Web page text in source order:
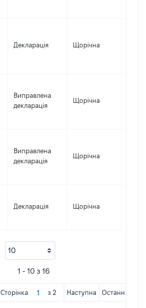
Декларація Щорічна
Виправлена
декларація
Щорічна
Виправлена
декларація
Щорічна
Декларація Щорічна
1 - 10 з 16
Сторінка з 2 Наступна Остання